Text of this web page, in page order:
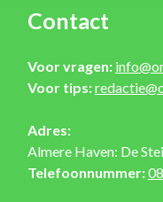
Contact
Voor vragen:
Voor tips:
Adres:
Almere Haven: De
Telefoonnummer: